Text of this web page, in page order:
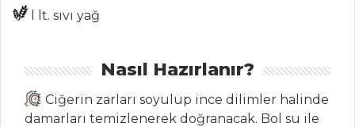
MAKARNA
Makarna
Pastırmalı
Bulgur Pilavı
l lt. sıvı yağ
Nasıl Hazırlanır?
Ciğerin zarları soyulup ince dilimler halinde
damarları temizlenerek doğranacak. Bol su ile